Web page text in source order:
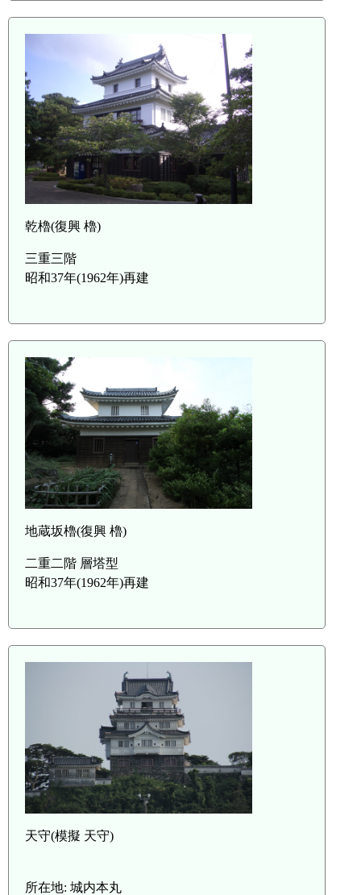
乾櫓(復興 櫓)
三重三階
昭和37年(1962年)再建
地蔵坂櫓(復興 櫓)
二重二階 層塔型
昭和37年(1962年)再建
天守(模擬 天守)
所在地: 城内本丸